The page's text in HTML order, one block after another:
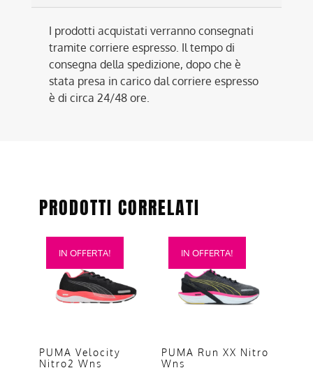
I prodotti acquistati verranno consegnati
tramite corriere espresso. Il tempo di
consegna della spedizione, dopo che è
stata presa in carico dal corriere espresso
è di circa 24/48 ore.
PRODOTTI CORRELATI
IN OFFERTA!
PUMA Velocity
Nitro2 Wns
Questo
prodotto
opzioni
possono
IN OFFERTA!
PUMA Run XX Nitro
Wns
Questo
prodotto
opzioni
possono